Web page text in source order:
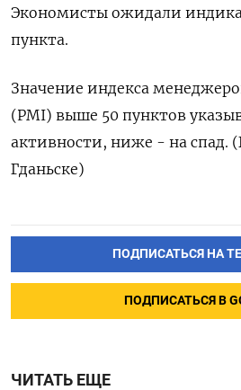
Экономисты ожидали
пункта.
Значение индекса
(PMI) выше 50 пунктов
активности, ниже - на спад.
Гданьске)
ПОДПИСАТЬСЯ НА
ПОДПИСАТЬСЯ В
ЧИТАТЬ ЕЩЕ